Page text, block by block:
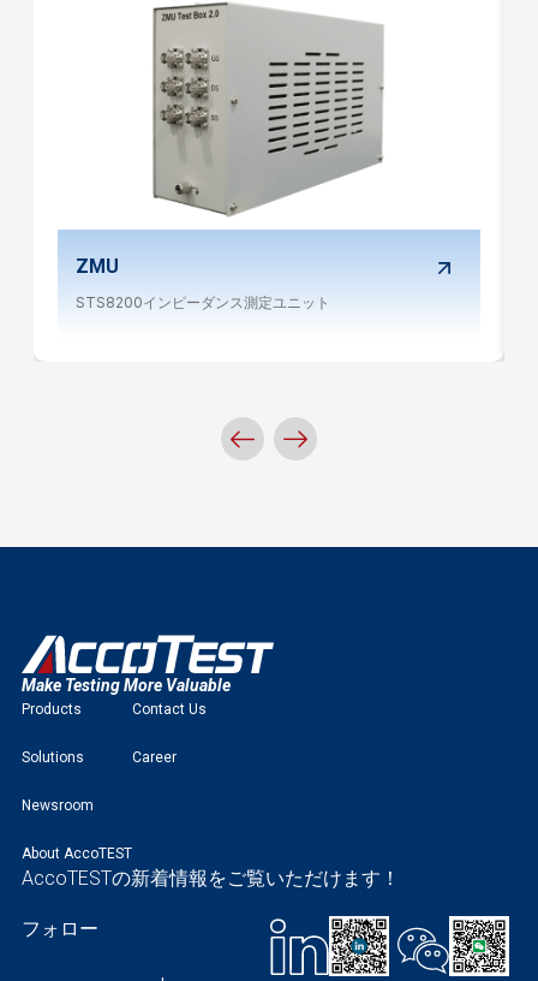
ZMU
STS8200インピーダンス測定ユニット
Make Testing More Valuable
Products
Solutions
Newsroom
About AccoTEST
Contact Us
Career
AccoTESTの新着情報をご覧いただけます！
フォロー